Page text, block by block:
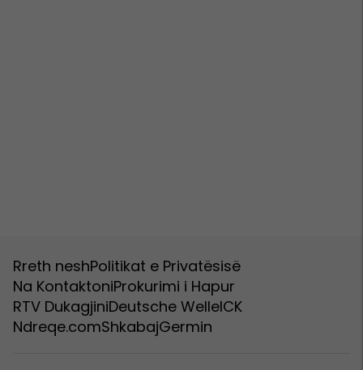
Rreth neshPolitikat e Privatësisë
Na KontaktoniProkurimi i Hapur
RTV DukagjiniDeutsche WelleICK
Ndreqe.comShkabajGermin